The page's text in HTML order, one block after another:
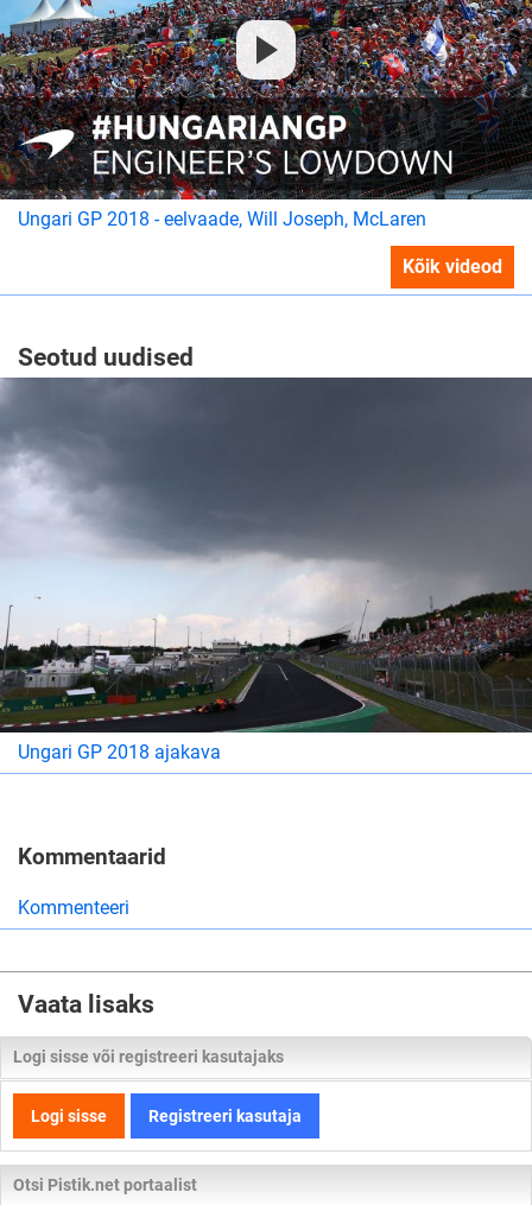
Ungari GP 2018 - eelvaade, Will Joseph, McLaren
Kõik videod
Seotud uudised
Ungari GP 2018 ajakava
Kommentaarid
Kommenteeri
Vaata lisaks
Logi sisse või registreeri kasutajaks
Logi sisse Registreeri kasutaja
Otsi Pistik.net portaalist